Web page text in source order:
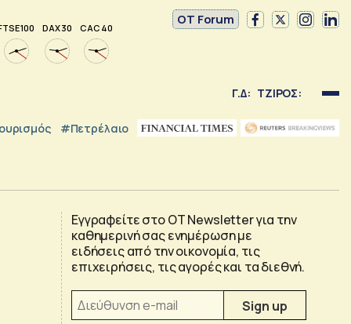
100 DAX 30 CAC 40
OT Forum
Γ.Δ: ΤΖΙΡΟΣ:
#Πετρέλαιο
Εγγραφείτε στο OT Newsletter για την
καθημερινή σας ενημέρωση με
ειδήσεις από την οικονομία, τις
επιχειρήσεις, τις αγορές και τα διεθνή.